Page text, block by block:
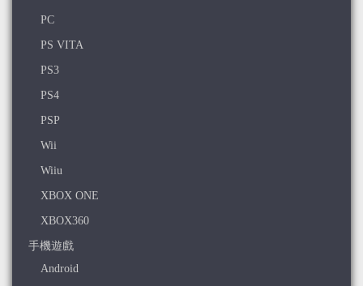
PC
PS VITA
PS3
PS4
PSP
Wii
Wiiu
XBOX ONE
XBOX360
手機遊戲
Android